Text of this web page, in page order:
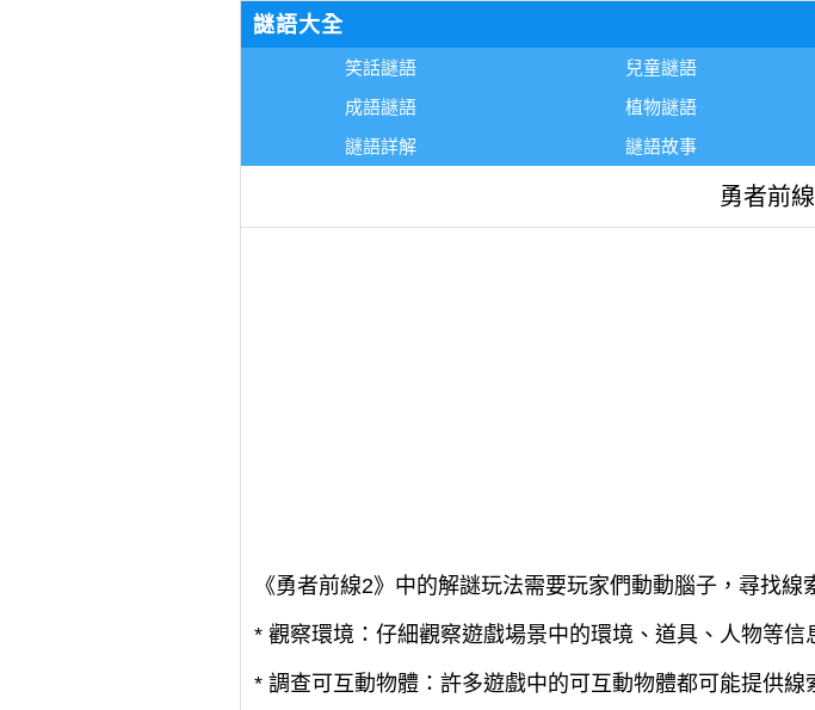
謎語大全
笑話謎語 兒童謎語
成語謎語
植物謎語
謎語詳解
謎語故事
勇者前
《勇者前線2》中的解謎玩法需要玩家們動動腦子，尋找
* 觀察環境：仔細觀察遊戲場景中的環境、道具、人物等信
* 調查可互動物體：許多遊戲中的可互動物體都可能提供